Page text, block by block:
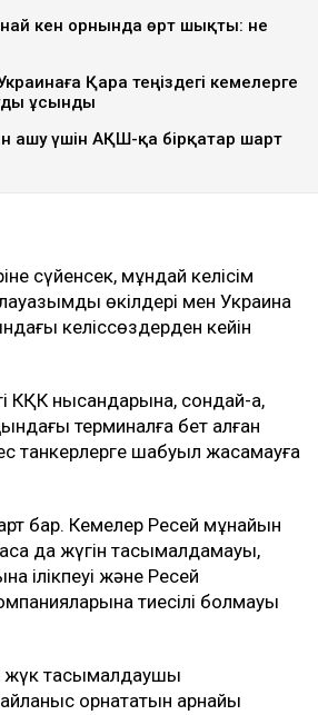
кен орнында өрт шықты: не
Қара теңіздегі кемелерге
ұсынды
ашу үшін АҚШ-қа бірқатар шарт
сүйенсек, мұндай келісім
өкілдері мен Украина
келіссөздерден кейін
КҚК нысандарына, сондай-ақ,
терминалға бет алған
танкерлерге шабуыл жасамауға
бар. Кемелер Ресей мұнайын
да жүгін тасымалдамауы,
ілікпеуі және Ресей
тиесілі болмауы
жүк тасымалдаушы
орнататын арнайы